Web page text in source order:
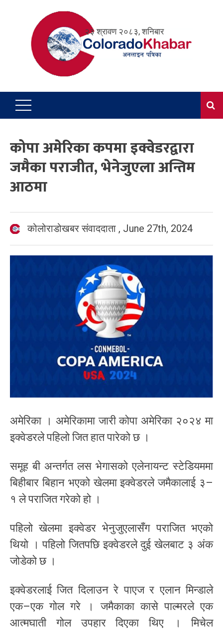
२३ श्रावण २०८३, शनिबार
कोपा अमेरिका कपमा इक्वेडरद्वारा
जमैका पराजीत, भेनेजुएला अन्तिम
आठमा
कोलोराडोखबर संवाददाता , June 27th, 2024
अमेरिका । अमेरिकामा जारी कोपा अमेरिका २०२४ मा
इक्वेडरले पहिलो जित हात पारेको छ ।
समूह बी अन्तर्गत लस भेगासको एलेनायन्ट स्टेडियममा
बिहीबार बिहान भएको खेलमा इक्वेडरले जमैकालाई ३–
१ ले पराजित गरेको हो ।
पहिलो खेलमा इक्वेडर भेनुजुएलासँग पराजित भएको
थियो । पहिलो जितपछि इक्वेडरले दुई खेलबाट ३ अंक
जोडेको छ ।
इक्वेडरलाई जित दिलाउन रे पाएज र एलान मिन्डाले
एक–एक गोल गरे । जमैकाका कासे पाल्मरले एक
आत्मघाती गोल उपहार दिएका थिए । मिचेल